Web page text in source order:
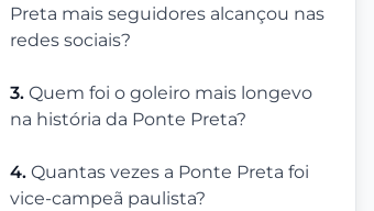
Preta mais seguidores alcançou nas
redes sociais?
3. Quem foi o goleiro mais longevo
na história da Ponte Preta?
4. Quantas vezes a Ponte Preta foi
vice-campeã paulista?